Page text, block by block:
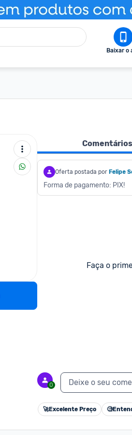
Baixar o
Oferta postada por Felipe
Forma de pagamento: PIX!
Faça o
0 Deixe o seu
🚀Excelente Preço 🧐